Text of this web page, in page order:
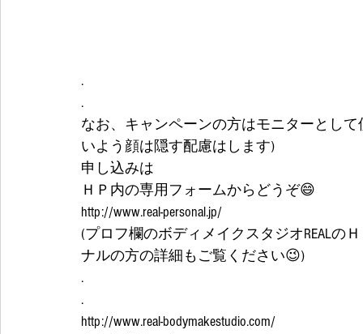
.
.
なお、キャンペーンの方はモニターとし
いよう顔は隠す配慮はします)
申し込みは
ＨＰ内の専用フォームからどうぞ😄
http://www.real-personal.jp/
(プロフ欄のボディメイクスタジオREALの
ナルの方の詳細もご覧ください😉)
.
.
http://www.real-bodymakestudio.com/